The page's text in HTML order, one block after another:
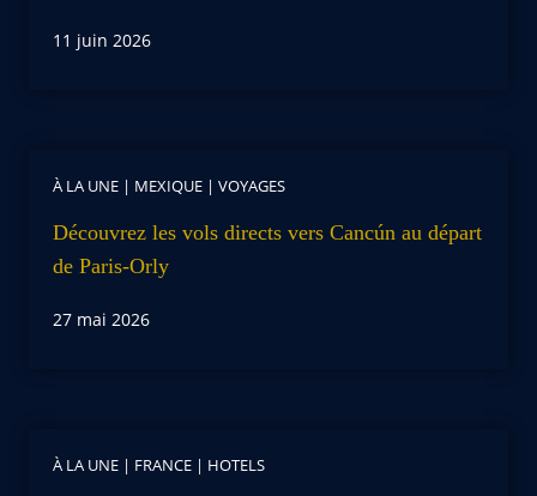
11 juin 2026
À LA UNE | MEXIQUE | VOYAGES
Découvrez les vols directs vers Cancún au départ
de Paris-Orly
27 mai 2026
À LA UNE | FRANCE | HOTELS